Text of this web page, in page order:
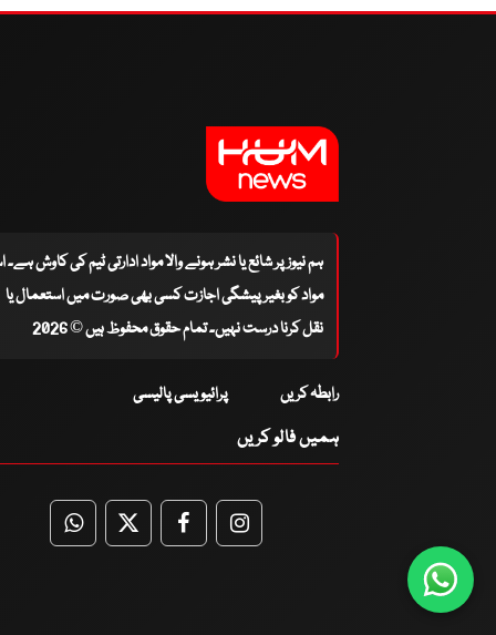
ہم نیوز پر شائع یا نشر ہونے والا مواد ادارتی ٹیم کی کاوش
مواد کو بغیر پیشگی اجازت کسی بھی صورت میں استعمال یا
نقل کرنا درست نہیں۔ تمام حقوق محفوظ ہیں © 2026
رابطہ کریں پرائیویسی پالیسی
ہمیں فالو کریں
WhatsApp
TwitterFacebookFacebook